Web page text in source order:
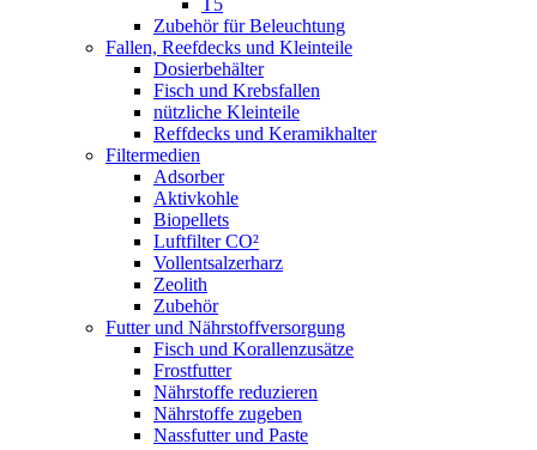
Zubehör für Beleuchtung
Fallen, Reefdecks und Kleinteile
Dosierbehälter
Fisch und Krebsfallen
nützliche Kleinteile
Reffdecks und Keramikhalter
Filtermedien
Adsorber
Aktivkohle
Biopellets
Luftfilter CO²
Vollentsalzerharz
Zeolith
Zubehör
Futter und Nährstoffversorgung
Fisch und Korallenzusätze
Frostfutter
Nährstoffe reduzieren
Nährstoffe zugeben
Nassfutter und Paste